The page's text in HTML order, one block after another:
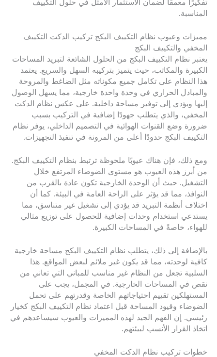
تفكيرًا معمقًا لضمان الاستثمار الأمثل في حلول التكييف
المناسبة.
مميزات وعيوب نظام التكييف البكج تركيب الدكت التكييف
المخفي والتكييف البكج
يعتبر نظام التكييف البكج من الحلول الشائعة لتبريد المساحات
الكبيرة والمكاتب، حيث يتميز بتركيبه السهل والسريع. يعتمد
هذا النظام على تكامل جميع مكوناته مثل الضاغط والمروحة
والمبادل الحراري في وحدة واحدة خارجية، مما يسهل الوصول
إليها ويؤدي إلى توفير مساحة داخلية. على عكس نظام الدكت
المخفي، والذي يتطلب جهودًا إضافية في التركيب بسبب
ضرورة وضع القنوات الهوائية في التصميم الداخلي، يوفر نظام
التكييف البكج حدودًا أعلى من المرونة في تنفيذ التجهيزات.
ومع ذلك، فإن هناك عيوبًا ملحوظة ترتبط بنظام التكييف البكج.
من أبرز هذه العيوب هو مستوى الضوضاء المرتفع خلال
التشغيل. حيث أن الوحدة الخارجية تكون عادة بالقرب من
النوافذ، مما قد يؤثر على الراحة العامة في البيئة. كما أن
اختلاف أنظمة التبريد قد يؤدي إلى تشغيل غير متناسق، مما
يستدعي استخدام وحدات إضافية للحصول على توزيع مثالي
للهواء، خاصةً في المساحات الكبيرة.
بالإضافة إلى ذلك، يتطلب نظام التكييف البكج مساحة خارجية
كافية لوحدته، مما قد يكون غير ملائم لبعض المواقع. هذا
السلبية تجعل من النظام غير مناسب للمباني التي تعاني من
نقص في المساحات الخارجية. في المجمل، يجب على
المستهلكين تقييم احتياجاتهم الخاصة وقدرتهم على تحمل
الضوضاء وقيود المساحة قبل اعتماد نظام التكييف البكج كخيار
رئيسي. إن الفهم الجيد لهذه المميزات والعيوب سيساعدهم في
اتخاذ القرار الأنسب لبيئتهم.
خطوات تركيب نظام الدكت المخفي